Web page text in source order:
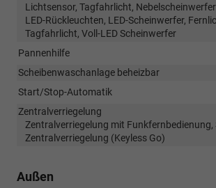
Lichtsensor, Tagfahrlicht,
LED-Rückleuchten, LED-Scheinwerfer,
Tagfahrlicht, Voll-LED Scheinwerfer
Pannenhilfe
Scheibenwaschanlage beheizbar
Start/Stop-Automatik
Zentralverriegelung
Zentralverriegelung mit Funkfernbedienung,
Zentralverriegelung (Keyless Go)
Außen